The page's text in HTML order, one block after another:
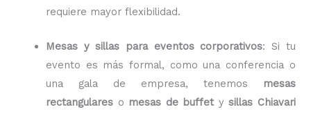
requiere mayor flexibilidad.
Mesas y sillas para eventos corporativos: Si tu
evento es más formal, como una conferencia o
una gala de empresa, tenemos
mesas
rectangulares o mesas de buffetysillas Chiavari